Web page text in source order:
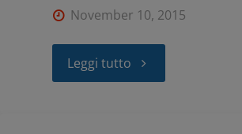
November 10, 2015
Leggi tutto